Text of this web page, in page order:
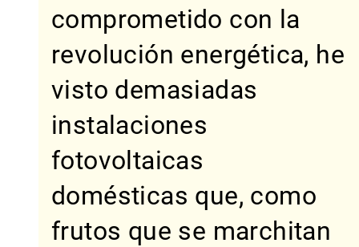
comprometido con la
revolución energética, he
visto demasiadas
instalaciones
fotovoltaicas
domésticas que, como
frutos que se marchitan